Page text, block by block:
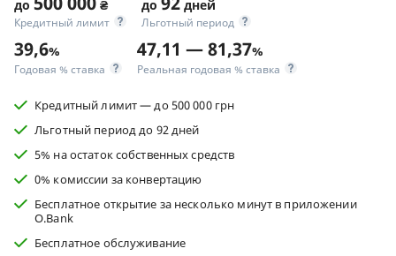
до ₴
Кредитный лимит
до дней
Льготный период
39,6%
Годовая % ставка
47,11 — 81,37%
Реальная годовая % ставка
Кредитный лимит — до 500 000 грн
Льготный период до 92 дней
5% на остаток собственных средств
0% комиссии за конвертацию
Бесплатное открытие за несколько минут в приложении
O.Bank
Бесплатное обслуживание